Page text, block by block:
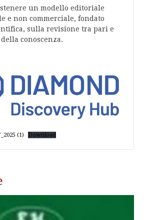
un modello editoriale
e non commerciale, fondato
sulla revisione tra pari e
conoscenza.
(1) Download